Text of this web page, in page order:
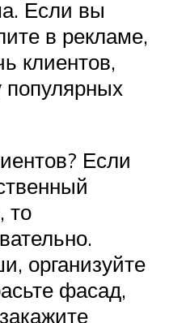
Если вы
в рекламе,
клиентов,
популярных
Если
то
организуйте
фасад,